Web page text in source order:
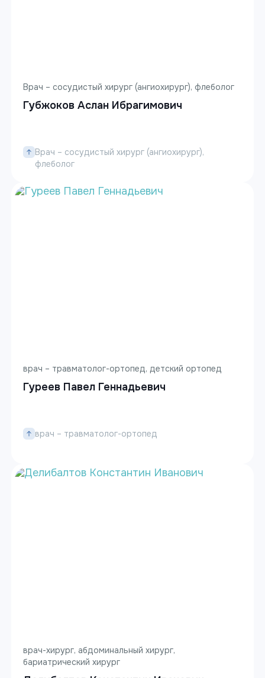
Врач – сосудистый хирург (ангиохирург), флеболог
Губжоков Аслан Ибрагимович
Врач – сосудистый хирург (ангиохирург),
флеболог
врач – травматолог-ортопед, детский ортопед
Гуреев Павел Геннадьевич
врач – травматолог-ортопед
врач-хирург, абдоминальный хирург,
бариатрический хирург